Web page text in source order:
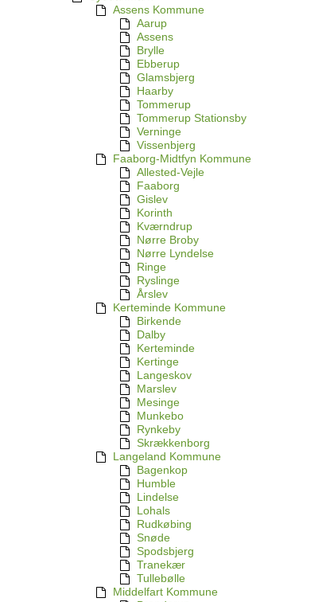
Assens Kommune
Aarup
Assens
Brylle
Ebberup
Glamsbjerg
Haarby
Tommerup
Tommerup Stationsby
Verninge
Vissenbjerg
Faaborg-Midtfyn Kommune
Allested-Vejle
Faaborg
Gislev
Korinth
Kværndrup
Nørre Broby
Nørre Lyndelse
Ringe
Ryslinge
Årslev
Kerteminde Kommune
Birkende
Dalby
Kerteminde
Kertinge
Langeskov
Marslev
Mesinge
Munkebo
Rynkeby
Skrækkenborg
Langeland Kommune
Bagenkop
Humble
Lindelse
Lohals
Rudkøbing
Snøde
Spodsbjerg
Tranekær
Tullebølle
Middelfart Kommune